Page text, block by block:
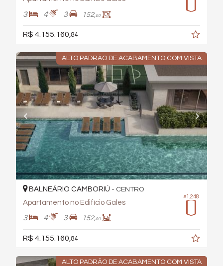
3 4 3 152,00
R$ 4.155.160,84
ALTO PADRÃO DE ACABAMENTO COM VISTA
#1.248
BALNEÁRIO CAMBORIÚ - CENTRO
Apartamento no Edifício Gales
3 4 3 152,00
R$ 4.155.160, 84
ALTO PADRÃO DE ACABAMENTO COM VISTA